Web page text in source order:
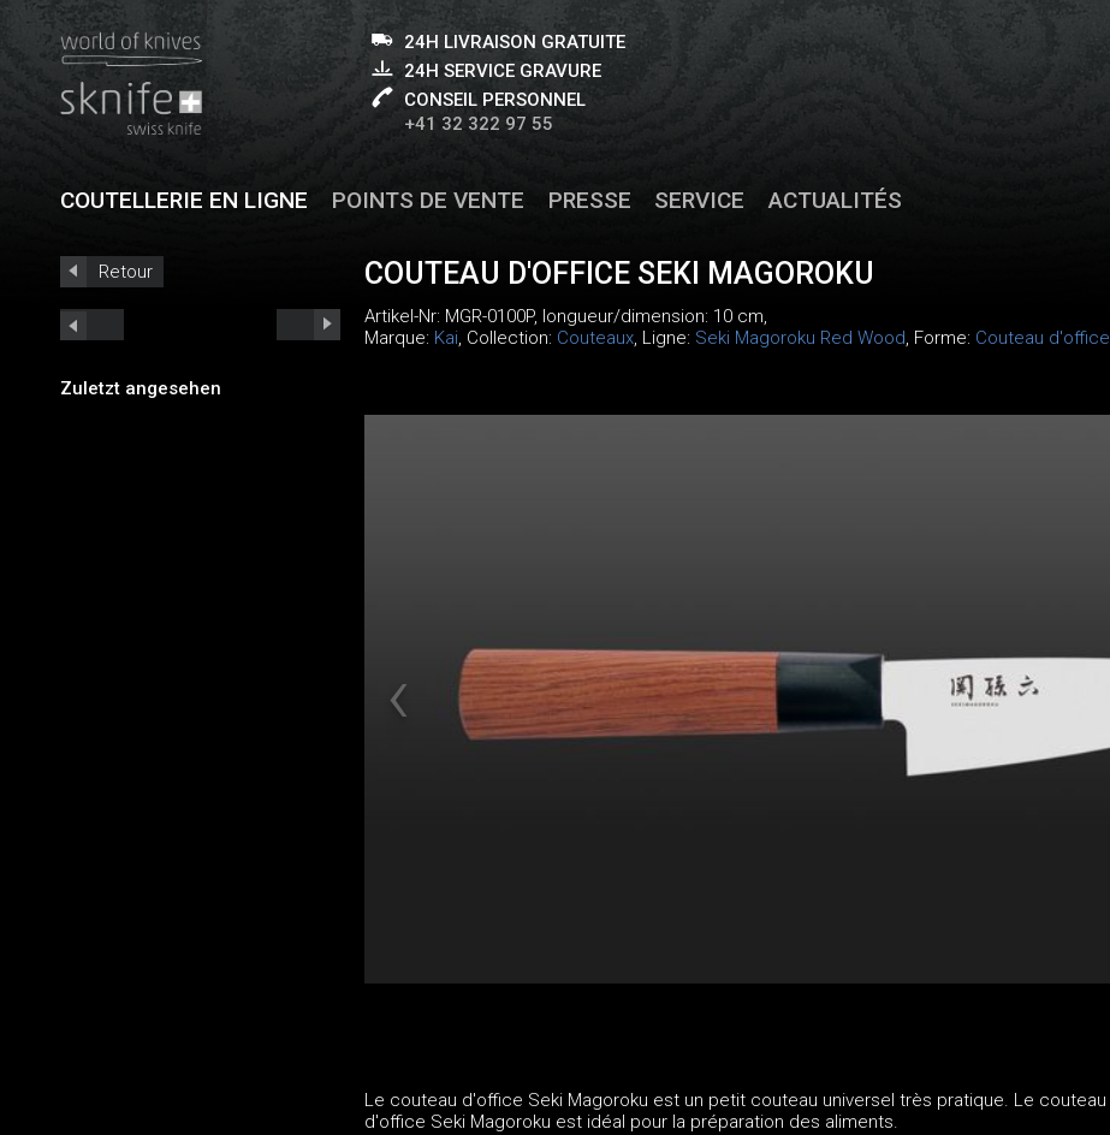
24H LIVRAISON GRATUITE
24H SERVICE GRAVURE
CONSEIL PERSONNEL
+41 32 322 97 55
COUTELLERIE EN LIGNE POINTS DE VENTE PRESSE SERVICE ACTUALITÉS
Retour
Zuletzt angesehen
COUTEAU D'OFFICE SEKI MAGOROKU
Artikel-Nr: MGR-0100P, longueur/dimension: 10 cm,
Marque: Kai, Collection: Couteaux, Ligne: Seki Magoroku Red Wood, Forme: Couteau d'office
Le couteau d'office Seki Magoroku est un petit couteau universel très pratique. Le couteau
d'office Seki Magoroku est idéal pour la préparation des aliments.